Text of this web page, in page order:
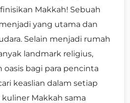
Makkah! Sebuah
yang utama dan
Selain menjadi rumah
landmark religius,
oasis bagi para pencinta
keaslian dalam setiap
Makkah sama